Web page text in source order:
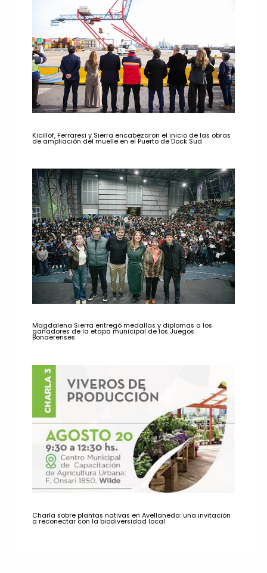
Kicillof, Ferraresi y Sierra encabezaron el inicio de las obras
de ampliación del muelle en el Puerto de Dock Sud
Magdalena Sierra entregó medallas y diplomas a los
ganadores de la etapa municipal de los Juegos
Bonaerenses
Charla sobre plantas nativas en Avellaneda: una invitación
a reconectar con la biodiversidad local